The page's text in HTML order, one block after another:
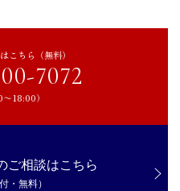
プラチナムのM&A
こちら（無料）
7072
〜18:00）
ご相談はこちら
・無料）